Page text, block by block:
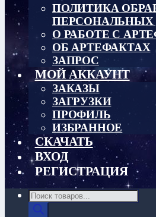
ПОЛИТИКА
О РАБОТЕ С
ОБ АРТЕФАКТАХ
ЗАПРОС
МОЙ АККАУНТ
ЗАКАЗЫ
ЗАГРУЗКИ
ПРОФИЛЬ
ИЗБРАННОЕ
СКАЧАТЬ
ВХОД
РЕГИСТРАЦИЯ
Поиск
товаров